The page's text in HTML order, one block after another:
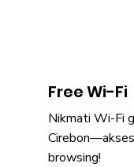
Free Wi-Fi
Nikmati Wi-Fi
Cirebon—akses
browsing!